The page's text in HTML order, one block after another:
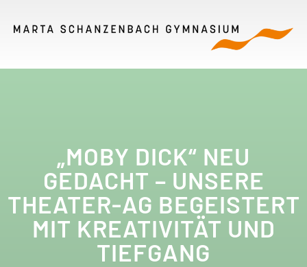
„MOBY DICK“ NEU
GEDACHT – UNSERE
THEATER-AG BEGEISTERT
MIT KREATIVITÄT UND
TIEFGANG